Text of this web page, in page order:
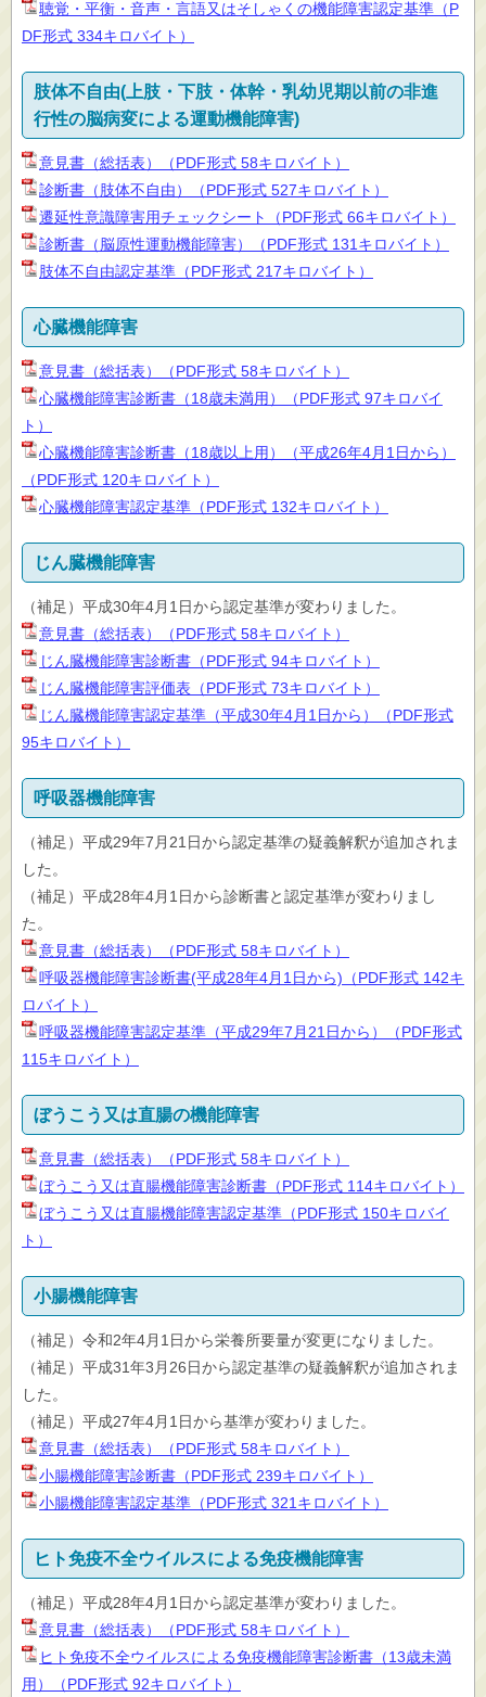
聴覚・平衡・音声・言語又はそしゃくの機能障害認定基準（P
DF形式 334キロバイト）
肢体不自由(上肢・下肢・体幹・乳幼児期以前の非進
行性の脳病変による運動機能障害)
意見書（総括表）（PDF形式 58キロバイト）
診断書（肢体不自由）（PDF形式 527キロバイト）
遷延性意識障害用チェックシート（PDF形式 66キロバイト）
診断書（脳原性運動機能障害）（PDF形式 131キロバイト）
肢体不自由認定基準（PDF形式 217キロバイト）
心臓機能障害
意見書（総括表）（PDF形式 58キロバイト）
心臓機能障害診断書（18歳未満用）（PDF形式 97キロバイ
ト）
心臓機能障害診断書（18歳以上用）（平成26年4月1日から）
（PDF形式 120キロバイト）
心臓機能障害認定基準（PDF形式 132キロバイト）
じん臓機能障害
（補足）平成30年4月1日から認定基準が変わりました。
意見書（総括表）（PDF形式 58キロバイト）
じん臓機能障害診断書（PDF形式 94キロバイト）
じん臓機能障害評価表（PDF形式 73キロバイト）
じん臓機能障害認定基準（平成30年4月1日から）（PDF形式
95キロバイト）
呼吸器機能障害
（補足）平成29年7月21日から認定基準の疑義解釈が追加されま
した。
（補足）平成28年4月1日から診断書と認定基準が変わりまし
た。
意見書（総括表）（PDF形式 58キロバイト）
呼吸器機能障害診断書(平成28年4月1日から)（PDF形式 142キ
ロバイト）
呼吸器機能障害認定基準（平成29年7月21日から）（PDF形式
115キロバイト）
ぼうこう又は直腸の機能障害
意見書（総括表）（PDF形式 58キロバイト）
ぼうこう又は直腸機能障害診断書（PDF形式 114キロバイト）
ぼうこう又は直腸機能障害認定基準（PDF形式 150キロバイ
ト）
小腸機能障害
（補足）令和2年4月1日から栄養所要量が変更になりました。
（補足）平成31年3月26日から認定基準の疑義解釈が追加されま
した。
（補足）平成27年4月1日から基準が変わりました。
意見書（総括表）（PDF形式 58キロバイト）
小腸機能障害診断書（PDF形式 239キロバイト）
小腸機能障害認定基準（PDF形式 321キロバイト）
ヒト免疫不全ウイルスによる免疫機能障害
（補足）平成28年4月1日から認定基準が変わりました。
意見書（総括表）（PDF形式 58キロバイト）
ヒト免疫不全ウイルスによる免疫機能障害診断書（13歳未満
用）（PDF形式 92キロバイト）